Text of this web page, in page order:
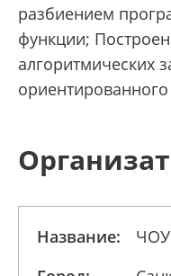
разбиением
функции;
алгоритмических
Название: